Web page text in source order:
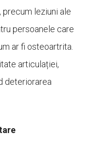
leziuni ale
persoanele care
ar fi osteoartrita.
articulației,
deteriorarea